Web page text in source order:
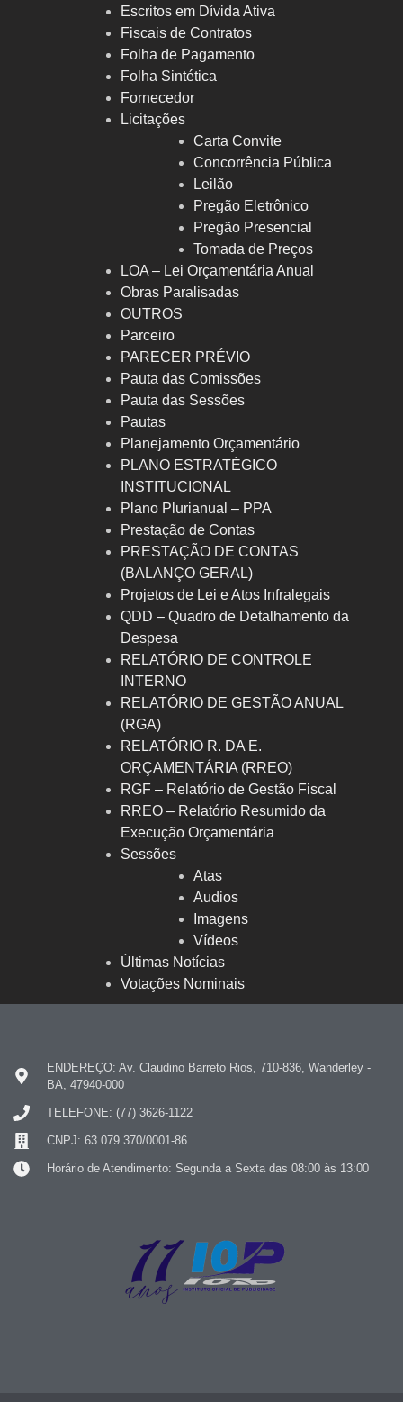
Escritos em Dívida Ativa
Fiscais de Contratos
Folha de Pagamento
Folha Sintética
Fornecedor
Licitações
Carta Convite
Concorrência Pública
Leilão
Pregão Eletrônico
Pregão Presencial
Tomada de Preços
LOA – Lei Orçamentária Anual
Obras Paralisadas
OUTROS
Parceiro
PARECER PRÉVIO
Pauta das Comissões
Pauta das Sessões
Pautas
Planejamento Orçamentário
PLANO ESTRATÉGICO
INSTITUCIONAL
Plano Plurianual – PPA
Prestação de Contas
PRESTAÇÃO DE CONTAS
(BALANÇO GERAL)
Projetos de Lei e Atos Infralegais
QDD – Quadro de Detalhamento da
Despesa
RELATÓRIO DE CONTROLE
INTERNO
RELATÓRIO DE GESTÃO ANUAL
(RGA)
RELATÓRIO R. DA E.
ORÇAMENTÁRIA (RREO)
RGF – Relatório de Gestão Fiscal
RREO – Relatório Resumido da
Execução Orçamentária
Sessões
Atas
Audios
Imagens
Vídeos
Últimas Notícias
Votações Nominais
ENDEREÇO: Av. Claudino Barreto Rios, 710-836, Wanderley -
BA, 47940-000
TELEFONE: (77) 3626-1122
CNPJ: 63.079.370/0001-86
Horário de Atendimento: Segunda a Sexta das 08:00 às 13:00